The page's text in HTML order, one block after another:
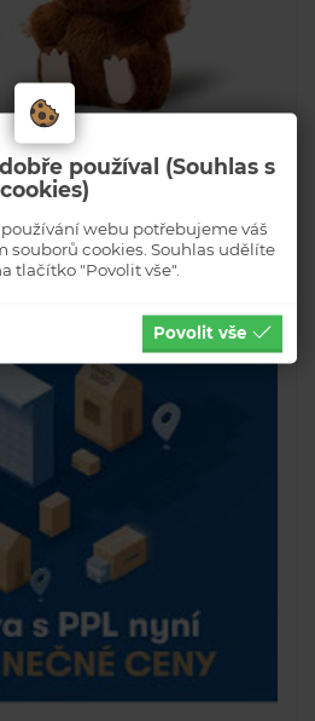
používal (Souhlas s
cookies)
webu potřebujeme váš
souborů cookies. Souhlas udělíte
tlačítko "Povolit vše".
Povolit vše